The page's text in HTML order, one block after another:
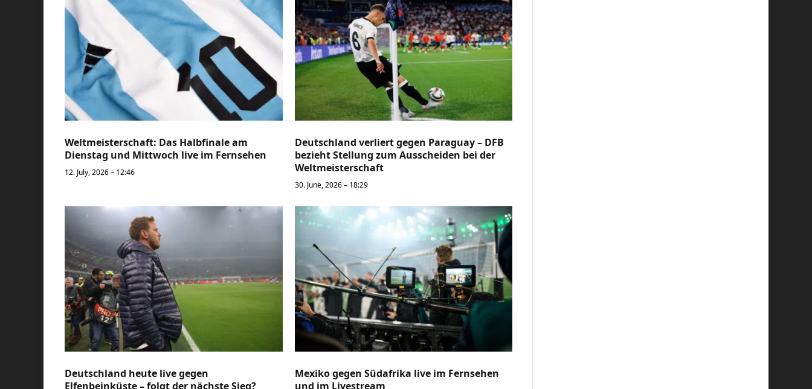
Weltmeisterschaft: Das Halbfinale am
Dienstag und Mittwoch live im Fernsehen
12. July, 2026 – 12:46
Deutschland verliert gegen Paraguay – DFB
bezieht Stellung zum Ausscheiden bei der
Weltmeisterschaft
30. June, 2026 – 18:29
Deutschland heute live gegen
Elfenbeinküste – folgt der nächste Sieg?
Mexiko gegen Südafrika live im Fernsehen
und im Livestream